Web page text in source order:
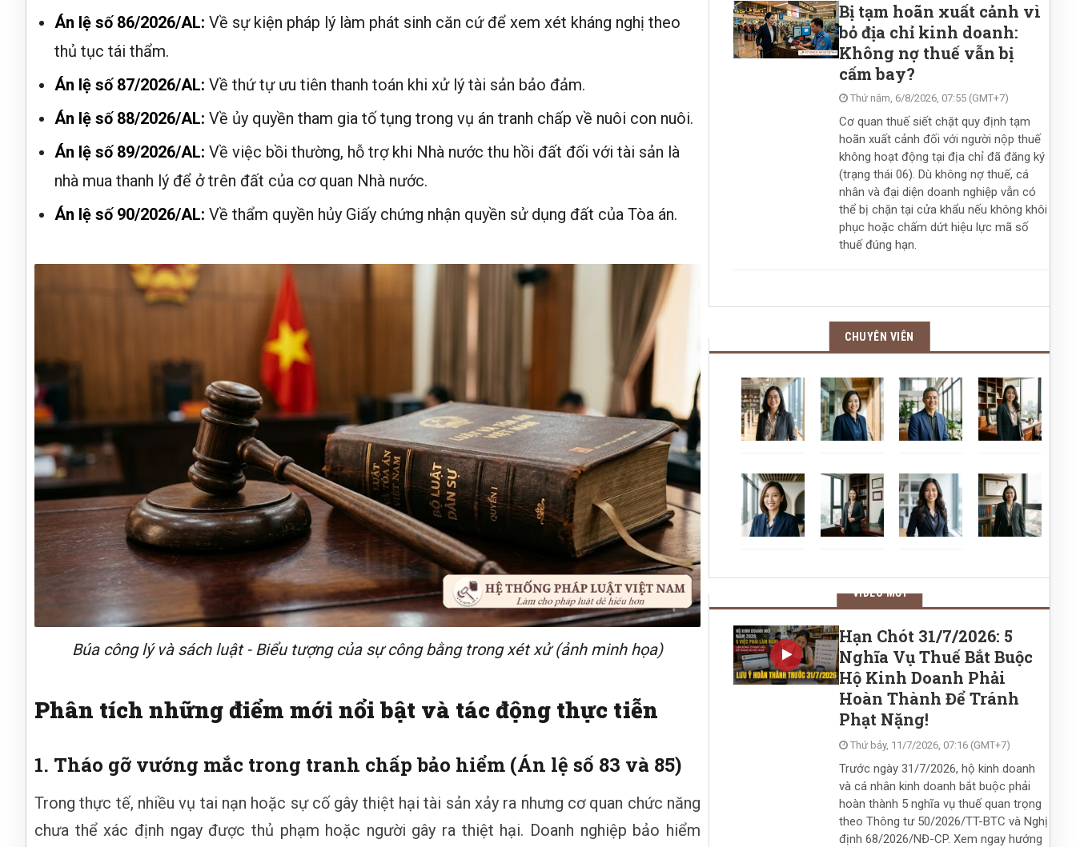
Án lệ số 86/2026/AL: Về sự kiện pháp lý làm phát sinh căn cứ để xem xét kháng nghị theo
thủ tục tái thẩm.
Án lệ số 87/2026/AL: Về thứ tự ưu tiên thanh toán khi xử lý tài sản bảo đảm.
Án lệ số 88/2026/AL: Về ủy quyền tham gia tố tụng trong vụ án tranh chấp về nuôi con nuôi.
Án lệ số 89/2026/AL: Về việc bồi thường, hỗ trợ khi Nhà nước thu hồi đất đối với tài sản là
nhà mua thanh lý để ở trên đất của cơ quan Nhà nước.
Án lệ số 90/2026/AL: Về thẩm quyền hủy Giấy chứng nhận quyền sử dụng đất của Tòa án.
Búa công lý và sách luật - Biểu tượng của sự công bằng trong xét xử (ảnh minh họa)
Phân tích những điểm mới nổi bật và tác động thực tiễn
1. Tháo gỡ vướng mắc trong tranh chấp bảo hiểm (Án lệ số 83 và 85)
Trong thực tế, nhiều vụ tai nạn hoặc sự cố gây thiệt hại tài sản xảy ra nhưng cơ quan chức năng
chưa thể xác định ngay được thủ phạm hoặc người gây ra thiệt hại. Doanh nghiệp bảo hiểm
Bị tạm hoãn xuất cảnh vì
bỏ địa chỉ kinh doanh:
Không nợ thuế vẫn bị
cấm bay?
Thứ năm, 6/8/2026, 07:55 (GMT+7)
Cơ quan thuế siết chặt quy định tạm
hoãn xuất cảnh đối với người nộp thuế
không hoạt động tại địa chỉ đã đăng ký
(trạng thái 06). Dù không nợ thuế, cá
nhân và đại diện doanh nghiệp vẫn có
thể bị chặn tại cửa khẩu nếu không khôi
phục hoặc chấm dứt hiệu lực mã số
thuế đúng hạn.
CHUYÊN VIÊN
VIDEO MỚI
Hạn Chót 31/7/2026: 5
Nghĩa Vụ Thuế Bắt Buộc
Hộ Kinh Doanh Phải
Hoàn Thành Để Tránh
Phạt Nặng!
Thứ bảy, 11/7/2026, 07:16 (GMT+7)
Trước ngày 31/7/2026, hộ kinh doanh
và cá nhân kinh doanh bắt buộc phải
hoàn thành 5 nghĩa vụ thuế quan trọng
theo Thông tư 50/2026/TT-BTC và Nghị
định 68/2026/NĐ-CP. Xem ngay hướng